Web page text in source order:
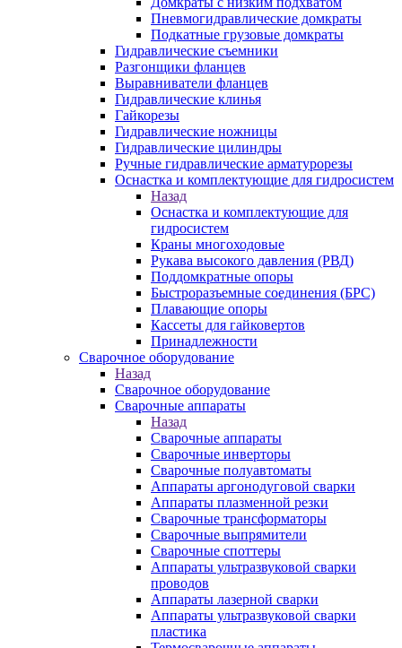
Пневмогидравлические домкраты
Подкатные грузовые домкраты
Гидравлические съемники
Разгонщики фланцев
Выравниватели фланцев
Гидравлические клинья
Гайкорезы
Гидравлические ножницы
Гидравлические цилиндры
Ручные гидравлические арматурорезы
Оснастка и комплектующие для гидросистем
Назад
Оснастка и комплектующие для
гидросистем
Краны многоходовые
Рукава высокого давления (РВД)
Поддомкратные опоры
Быстроразъемные соединения (БРС)
Плавающие опоры
Кассеты для гайковертов
Принадлежности
Сварочное оборудование
Назад
Сварочное оборудование
Сварочные аппараты
Назад
Сварочные аппараты
Сварочные инверторы
Сварочные полуавтоматы
Аппараты аргонодуговой сварки
Аппараты плазменной резки
Сварочные трансформаторы
Сварочные выпрямители
Сварочные споттеры
Аппараты ультразвуковой сварки
проводов
Аппараты лазерной сварки
Аппараты ультразвуковой сварки
пластика